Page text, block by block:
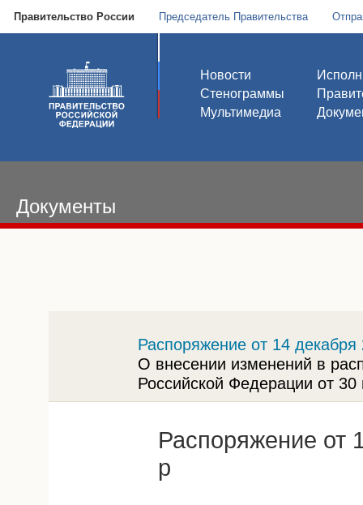
Правительство России Председатель Правительства
Новости
Стенограммы
Мультимедиа
Документы
Распоряжение от 14
О внесении изменений в
Российской Федерации от
Распоряжение от
р